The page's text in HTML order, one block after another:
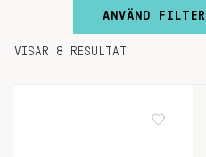
ANVÄND FILTER
VISAR 8 RESULTAT